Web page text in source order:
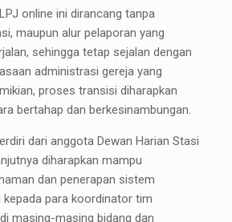
online ini dirancang tanpa
maupun alur pelaporan yang
sehingga tetap sejalan dengan
administrasi gereja yang
proses transisi diharapkan
bertahap dan berkesinambungan.
dari anggota Dewan Harian Stasi
diharapkan mampu
dan penerapan sistem
kepada para koordinator tim
masing-masing bidang dan